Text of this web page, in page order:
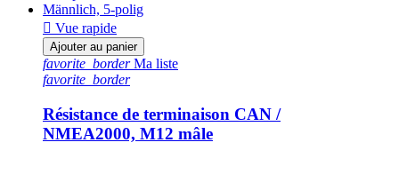
 Vue rapide
Ajouter au panier
favorite_borderMa liste
favorite_border
Résistance de terminaison CAN /
NMEA2000, M12 mâle